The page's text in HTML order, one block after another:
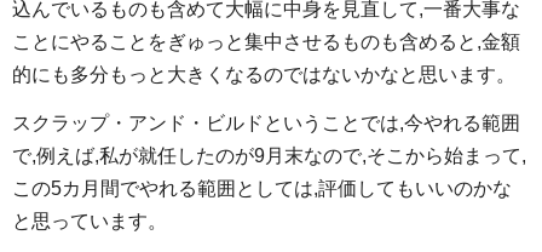
込んでいるものも含めて大幅に中身を見直して,一番大事な
ことにやることをぎゅっと集中させるものも含めると,金額
的にも多分もっと大きくなるのではないかなと思います。
スクラップ・アンド・ビルドということでは,今やれる範囲
で,例えば,私が就任したのが9月末なので,そこから始まって,
この5カ月間でやれる範囲としては,評価してもいいのかな
と思っています。